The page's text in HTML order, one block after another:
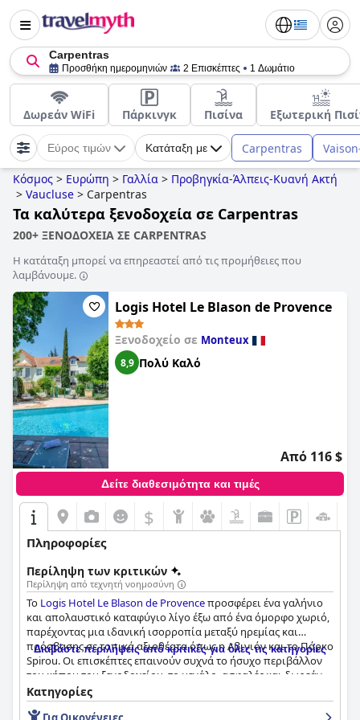
Carpentras
Προσθήκη ημερομηνιών 2 Επισκέπτες 1 Δωμάτιο
Δωρεάν WiFi Πάρκινγκ Πισίνα Εξωτερική
Εύρος τιμών Κατάταξη με Carpentras
Κόσμος > Ευρώπη > Γαλλία > Προβηγκία-Άλπεις-Κυανή Ακτή
> Vaucluse > Carpentras
Τα καλύτερα ξενοδοχεία σε Carpentras
200+ ΞΕΝΟΔΟΧΕΙΑ ΣΕ CARPENTRAS
Η κατάταξη μπορεί να επηρεαστεί από τις προμήθειες που
λαμβάνουμε.
Logis Hotel Le Blason de Provence
Ξενοδοχείο σε Monteux
8,9 Πολύ Καλό
Από 116 $
Δείτε διαθεσιμότητα και τιμές
$
Πληροφορίες
Περίληψη των κριτικών
Περίληψη από τεχνητή νοημοσύνη
Το Logis Hotel Le Blason de Provenceπροσφέρει ένα γαλήνιο
και απολαυστικό καταφύγιο λίγο έξω από ένα όμορφο χωριό,
παρέχοντας μια ιδανική ισορροπία μεταξύ ηρεμίας και
πρόσβασης σε τοπικά αξιοθέατα όπως η Αβινιόν και το Πάρκο
Spirou. Οι επισκέπτες επαινούν συχνά το ήσυχο περιβάλλον
του κήπου του ξενοδοχείου, το μεγάλο, ασφαλές και δωρεάν
πάρκινγκ, καθώς και την ευκολία που προσφέρει στους
ταξιδιώτες με αυτοκίνητο. Η καθαριότητα και η ήσυχη
Διαβάστε περιλήψεις από κριτικές για όλες τις κατηγορίες
Κατηγορίες